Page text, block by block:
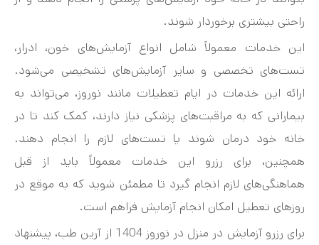
راحتی بیشتری برخوردار شوند.
این خدمات معمولاً شامل انواع آزمایش‌های خون، ادرار،
تست‌های تخصصی و سایر آزمایش‌های تشخیصی می‌شود.
ارائه این خدمات در ایام تعطیلات مانند نوروز، می‌تواند به
بیمارانی که به مراقبت‌های پزشکی نیاز دارند، کمک کند تا در
خانه خود درمان شوند یا تست‌های لازم را انجام دهند.
همچنین، برای رزرو این خدمات معمولاً باید از قبل
هماهنگی‌های لازم انجام گیرد تا مطمئن شوید که به موقع در
روزهای تعطیل امکان انجام آزمایش فراهم است.
برای رزرو آزمایش در منزل در نوروز 1404 از آرین طب، پیشنهاد